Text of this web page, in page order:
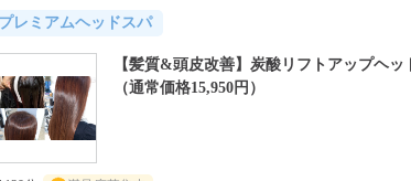
レミアムヘッドスパ
【髪質&頭皮改善】炭酸リフトアップヘ
（通常価格15,950円）